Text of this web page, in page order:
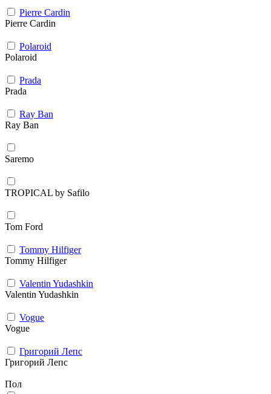
Pierre Cardin
Pierre Cardin
Polaroid
Polaroid
Prada
Prada
Ray Ban
Ray Ban
Saremo
TROPICAL by Safilo
Tom Ford
Tommy Hilfiger
Tommy Hilfiger
Valentin Yudashkin
Valentin Yudashkin
Vogue
Vogue
Григорий Лепс
Григорий Лепс
Пол